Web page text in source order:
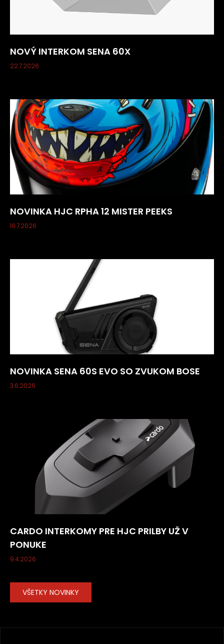
NOVÝ INTERKOM SENA 60X
22.7.2026
NOVINKA HJC RPHA 12 MISTER PEEKS
16.7.2026
NOVINKA SENA 60S EVO SO ZVUKOM BOSE
3.6.2026
CARDO INTERKOMY PRE HJC PRILBY UŽ V
PONUKE
9.4.2026
VŠETKY NOVINKY